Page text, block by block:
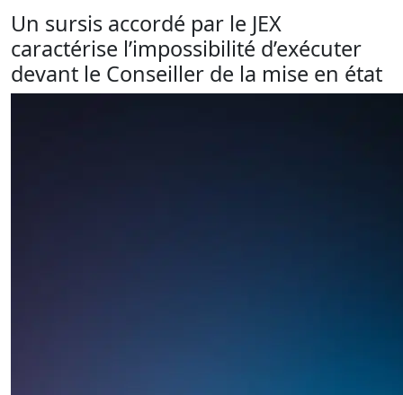
Un sursis accordé par le JEX
caractérise l’impossibilité d’exécuter
devant le Conseiller de la mise en état